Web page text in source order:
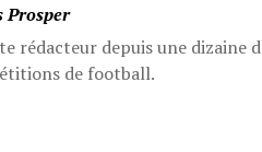
Prosper
rédacteur depuis une
de football.